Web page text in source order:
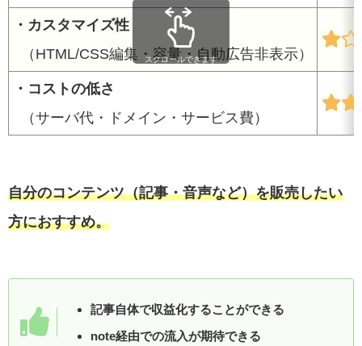
・カスタマイズ性
（HTML/CSS編集・容量・自動広告非表示）
・コストの低さ
（サーバ代・ドメイン・サービス費）
スクロールできます
自分のコンテンツ（記事・音声など）を販売したい
方におすすめ。
記事自体で収益化することができる
note経由での流入が期待できる